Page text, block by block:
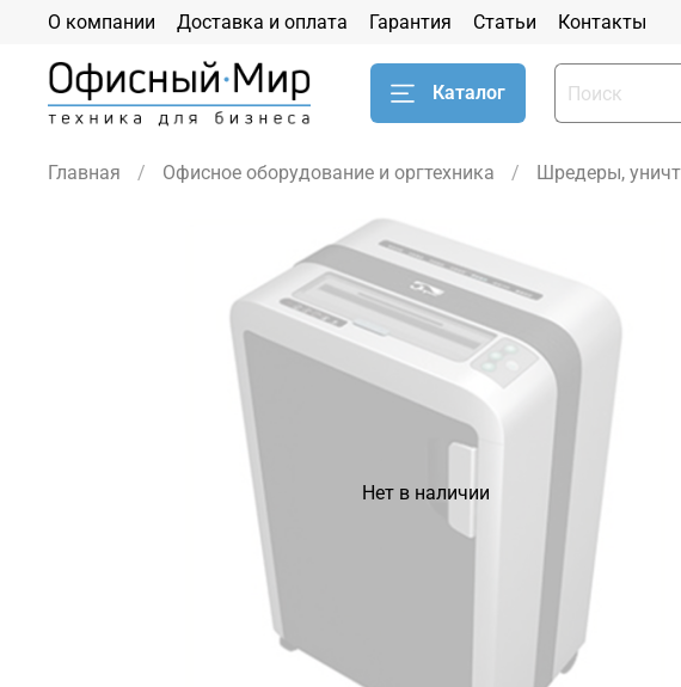
О компании Доставка и оплата Гарантия Статьи Контакты
Каталог
Главная Офисное оборудование и оргтехника Шредеры,
Нет в наличии